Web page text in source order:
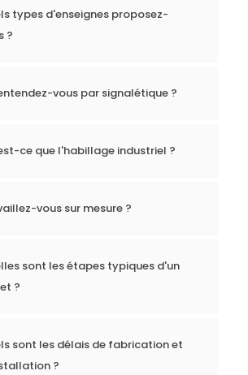
types d'enseignes proposez-
?
vous par signalétique ?
ce que l'habillage industriel ?
vous sur mesure ?
sont les étapes typiques d'un
?
sont les délais de fabrication et
?